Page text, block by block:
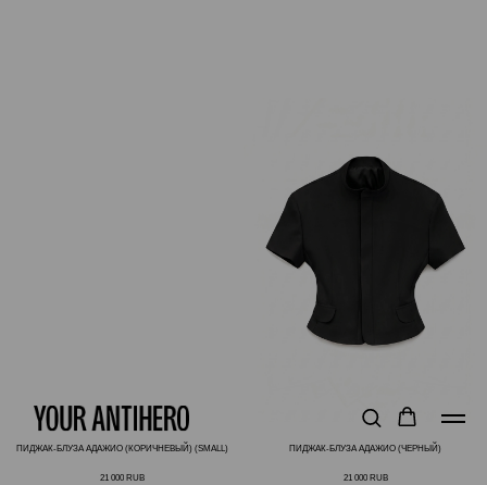
ПИДЖАК-БЛУЗА АДАЖИО (КОРИЧНЕВЫЙ) (SMALL)
21 000 RUB
ПИДЖАК-БЛУЗА АДАЖИО (ЧЕРНЫЙ)
21 000 RUB